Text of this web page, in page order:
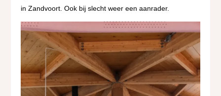
in Zandvoort. Ook bij slecht weer een aanrader.